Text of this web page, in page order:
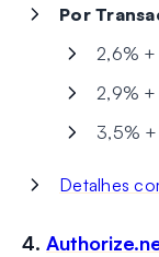
Por
2,6% +
2,9%
3,5% +
Detalhes
4.